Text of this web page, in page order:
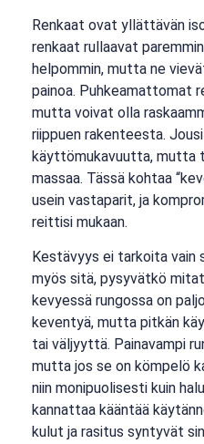
Renkaat ovat yllättävän
renkaat rullaavat
helpommin, mutta ne
painoa. Puhkeamattomat
mutta voivat olla
riippuen rakenteesta.
käyttömukavuutta, mutta
massaa. Tässä kohtaa
usein vastaparit, ja
reittisi mukaan.
Kestävyys ei tarkoita vain
myös sitä, pysyvätkö
kevyessä rungossa on
keventyä, mutta pitkän
tai väljyyttä. Painavampi
mutta jos se on kömpelö
niin monipuolisesti kuin
kannattaa kääntää
kulut ja rasitus syntyvät